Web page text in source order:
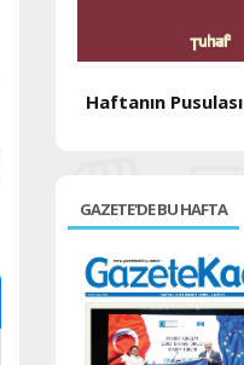
Haftanın Pusulası
GAZETE'DE BU HAFTA